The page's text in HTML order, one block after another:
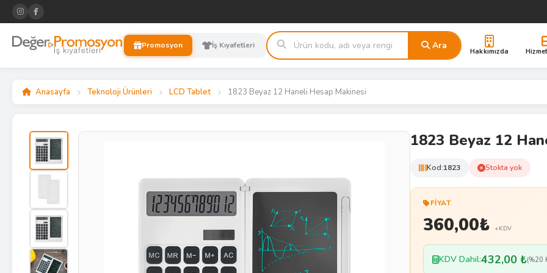
Promosyon İş Kıyafetleri Ara
Hakkımızda
Anasayfa Teknoloji Ürünleri LCD Tablet 1823 Beyaz 12 Haneli Hesap Makinesi
1823 Beyaz 12
Kod:1823 Stokta yok
FIYAT
360,00₺ +KDV
KDV Dahil:432,00 ₺(%20